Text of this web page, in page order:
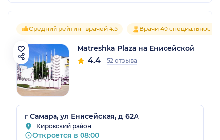
Средний рейтинг врачей 4.5 Врачи 40
Matreshka Plaza на Енисейской
4.4 52 отзыва
г Самара, ул Енисейская, д 62А
Кировский район
Откроется в 08:00